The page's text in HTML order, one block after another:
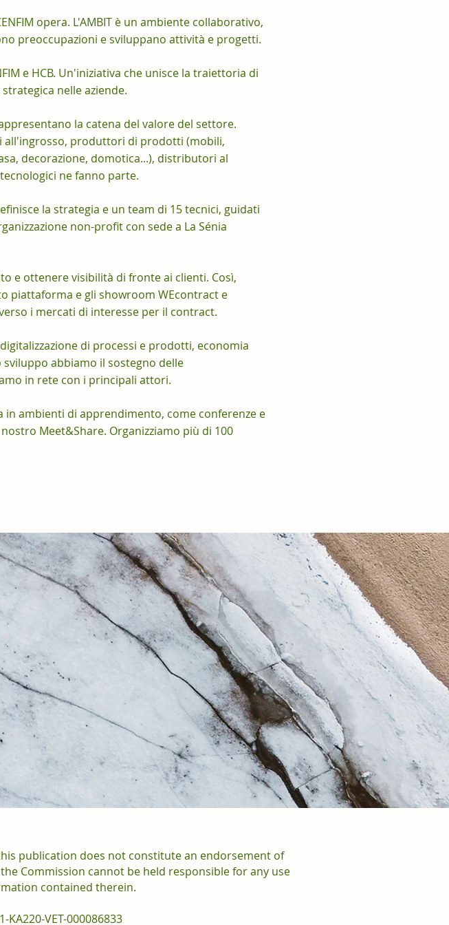
opera. L'AMBIT è un ambiente collaborativo,
preoccupazioni e sviluppano attività e progetti.
e HCB. Un'iniziativa che unisce la traiettoria di
nelle aziende.
la catena del valore del settore.
produttori di prodotti (mobili,
decorazione, domotica...), distributori al
ne fanno parte.
la strategia e un team di 15 tecnici, guidati
non-profit con sede a La Sénia
e ottenere visibilità di fronte ai clienti. Così,
piattaforma e gli showroom WEcontract e
i mercati di interesse per il contract.
di processi e prodotti, economia
abbiamo il sostegno delle
in rete con i principali attori.
in ambienti di apprendimento, come conferenze e
Meet&Share. Organizziamo più di 100
publication does not constitute an endorsement of
Commission cannot be held responsible for any use
contained therein.
KA220-VET-000086833